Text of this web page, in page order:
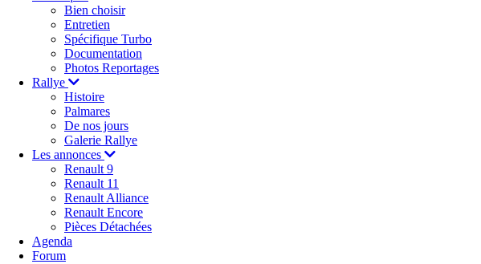
Bien choisir
Entretien
Spécifique Turbo
Documentation
Photos Reportages
Rallye
Histoire
Palmares
De nos jours
Galerie Rallye
Les annonces
Renault 9
Renault 11
Renault Alliance
Renault Encore
Pièces Détachées
Agenda
Forum